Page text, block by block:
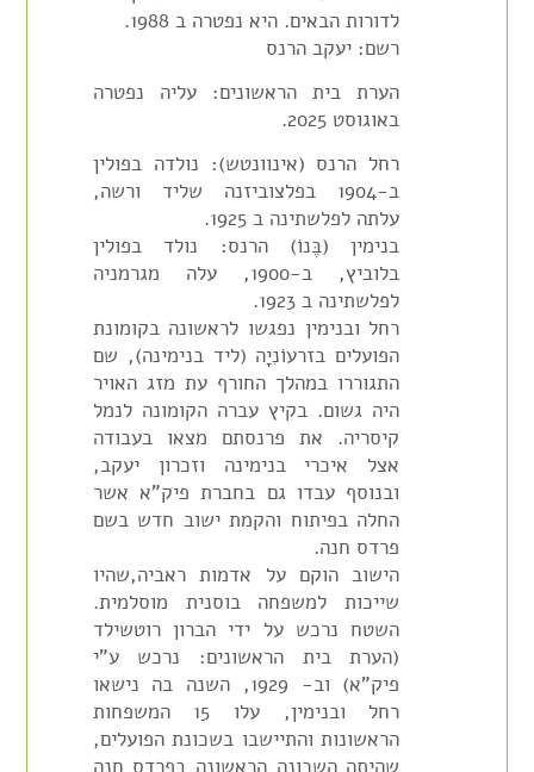
לדורות הבאים. היא נפטרה ב 1988.
רשם: יעקב הרנס
הערת בית הראשונים: עליה נפטרה
באוגוסט 2025.
רחל הרנס (אינוונטש): נולדה בפולין
ב-1904 בפלצוביזנה שליד ורשה,
עלתה לפלשתינה ב 1925.
בנימין (בֶּנוֹ) הרנס: נולד בפולין
בלוביץ, ב-1900, עלה מגרמניה
לפלשתינה ב 1923.
רחל ובנימין נפגשו לראשונה בקומונת
הפועלים בזרעוֹנִיָה (ליד בנימינה), שם
התגוררו במהלך החורף עת מזג האויר
היה גשום. בקיץ עברה הקומונה לנמל
קיסריה. את פרנסתם מצאו בעבודה
אצל איכרי בנימינה וזכרון יעקב,
ובנוסף עבדו גם בחברת פיק"א אשר
החלה בפיתוח והקמת ישוב חדש בשם
פרדס חנה.
הישוב הוקם על אדמות ראביה,שהיו
שייכות למשפחה בוסנית מוסלמית.
השטח נרכש על ידי הברון רוטשילד
(הערת בית הראשונים: נרכש ע"י
פיק"א) וב- 1929, השנה בה נישאו
רחל ובנימין, עלו 15 המשפחות
הראשונות והתיישבו בשכונת הפועלים,
שהיתה השכונה הראשונה בפרדס חנה